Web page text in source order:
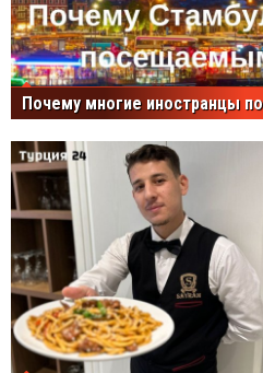
Почему многие иностранцы